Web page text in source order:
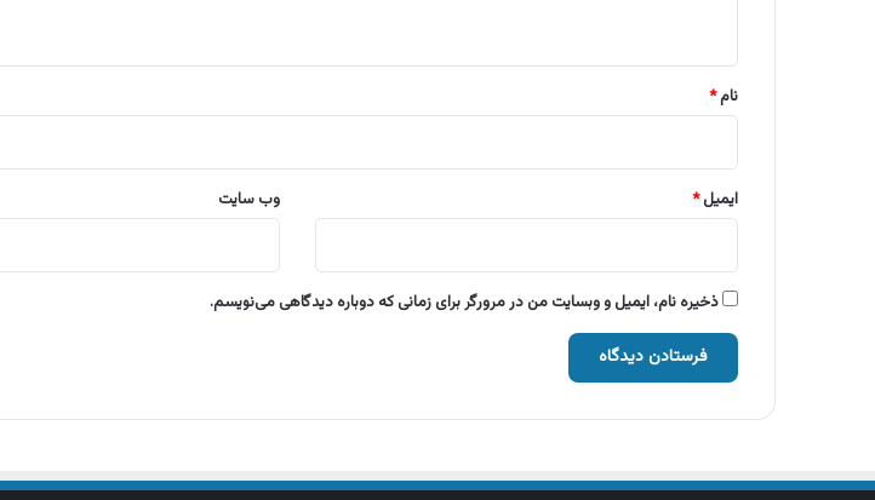
نام*
ایمیل* وب‌ سایت
ذخیره نام، ایمیل و وبسایت من در مرورگر برای زمانی که دوباره دیدگاهی می‌نویسم.